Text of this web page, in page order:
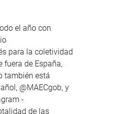
el año con
para la coletividad
fuera de España,
también está
@MAECgob, y
-
de las